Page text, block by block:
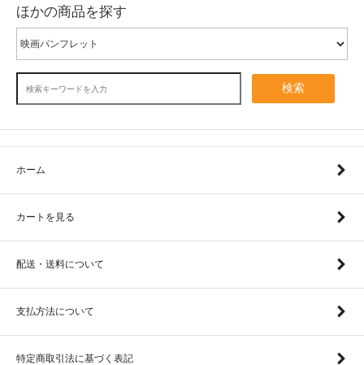
ほかの商品を探す
検索
ホーム
カートを見る
配送・送料について
支払方法について
特定商取引法に基づく表記